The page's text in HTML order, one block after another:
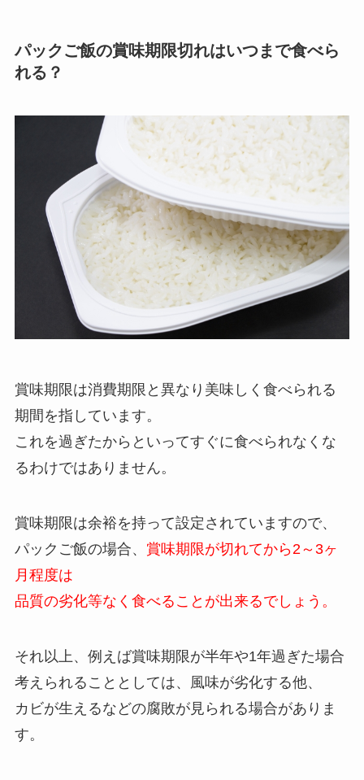
パックご飯の賞味期限切れはいつまで食べら
れる？
賞味期限は消費期限と異なり美味しく食べられる
期間を指しています。
これを過ぎたからといってすぐに食べられなくな
るわけではありません。
賞味期限は余裕を持って設定されていますので、
パックご飯の場合、 賞味期限が切れてから2～3ヶ
月程度は
品質の劣化等なく食べることが出来るでしょう。
それ以上、例えば賞味期限が半年や1年過ぎた場合
考えられることとしては、風味が劣化する他、
カビが生えるなどの腐敗が見られる場合がありま
す。